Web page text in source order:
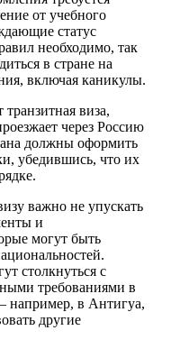
от учебного
статус
необходимо, так
в стране на
включая каникулы.
виза,
через Россию
должны оформить
убедившись, что их
важно не упускать
и
могут быть
столкнуться с
требованиями в
например, в Антигуа,
другие